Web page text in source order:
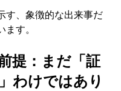
す、象徴的な出来事だ
す。
提：まだ「証
わけではあり